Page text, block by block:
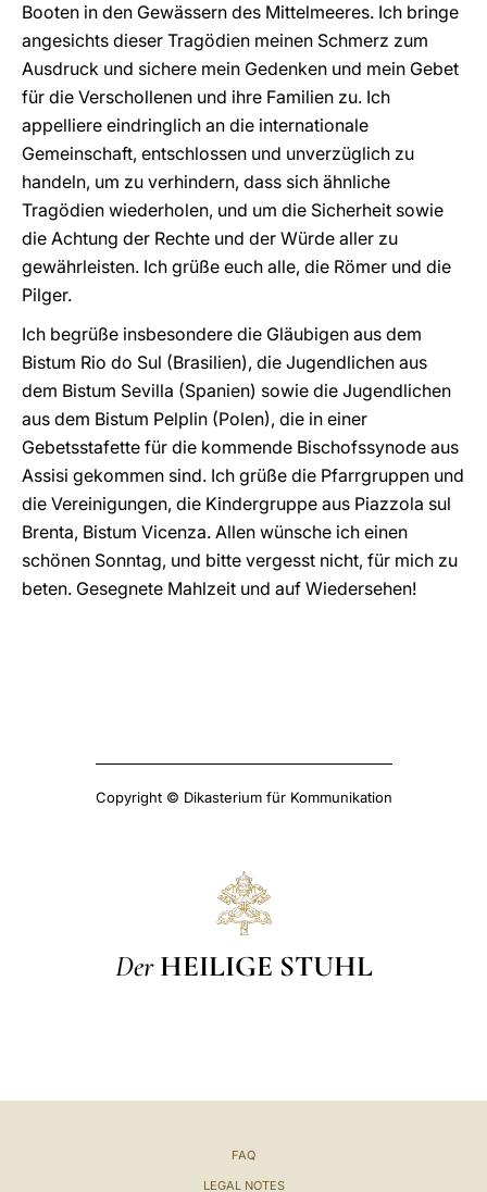
Booten in den Gewässern des Mittelmeeres. Ich bringe
angesichts dieser Tragödien meinen Schmerz zum
Ausdruck und sichere mein Gedenken und mein Gebet
für die Verschollenen und ihre Familien zu. Ich
appelliere eindringlich an die internationale
Gemeinschaft, entschlossen und unverzüglich zu
handeln, um zu verhindern, dass sich ähnliche
Tragödien wiederholen, und um die Sicherheit sowie
die Achtung der Rechte und der Würde aller zu
gewährleisten. Ich grüße euch alle, die Römer und die
Pilger.
Ich begrüße insbesondere die Gläubigen aus dem
Bistum Rio do Sul (Brasilien), die Jugendlichen aus
dem Bistum Sevilla (Spanien) sowie die Jugendlichen
aus dem Bistum Pelplin (Polen), die in einer
Gebetsstafette für die kommende Bischofssynode aus
Assisi gekommen sind. Ich grüße die Pfarrgruppen und
die Vereinigungen, die Kindergruppe aus Piazzola sul
Brenta, Bistum Vicenza. Allen wünsche ich einen
schönen Sonntag, und bitte vergesst nicht, für mich zu
beten. Gesegnete Mahlzeit und auf Wiedersehen!
Copyright © Dikasterium für Kommunikation
Der HEILIGE STUHL
FAQ
LEGAL NOTES